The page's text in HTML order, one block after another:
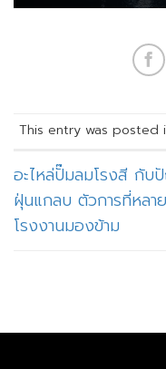
This entry was posted
อะไหล่ปั๊มลมโรงสี กับ
ฝุ่นแกลบ ตัวการที่หลาย
โรงงานมองข้าม